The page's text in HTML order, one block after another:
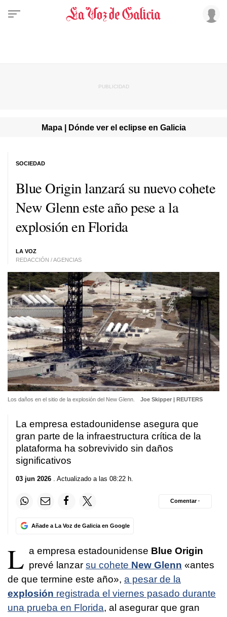
Mapa | Dónde ver el eclipse en Galicia
Blue Origin lanzará su nuevo cohete
New Glenn este año pese a la
explosión en Florida
LA VOZ
REDACCIÓN / AGENCIAS
SOCIEDAD
Los daños en el sitio de la explosión del New Glenn. Joe Skipper | REUTERS
La empresa estadounidense asegura que
gran parte de la infraestructura crítica de la
plataforma ha sobrevivido sin daños
significativos
03 jun 2026 . Actualizado a las 08:22 h.
Añade a La Voz de Galicia en Google
Comentar ·
L a empresa estadounidense Blue Origin
prevé lanzar su cohete New Glenn «antes
de que termine este año», a pesar de la
explosión registrada el viernes pasado durante
una prueba en Florida, al asegurar que gran